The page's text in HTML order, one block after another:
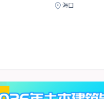
location_on 海口